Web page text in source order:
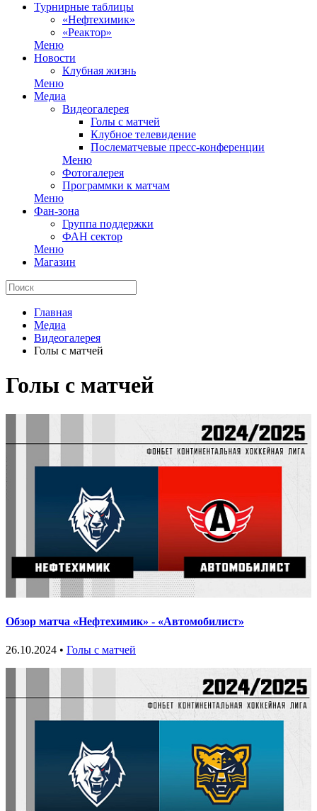
Турнирные таблицы
«Нефтехимик»
«Реактор»
Меню
Новости
Клубная жизнь
Меню
Медиа
Видеогалерея
Голы с матчей
Клубное телевидение
Послематчевые пресс-конференции
Меню
Фотогалерея
Программки к матчам
Меню
Фан-зона
Группа поддержки
ФАН сектор
Меню
Магазин
Главная
Медиа
Видеогалерея
Голы с матчей
Голы с матчей
Обзор матча «Нефтехимик» - «Автомобилист»
26.10.2024 • Голы с матчей